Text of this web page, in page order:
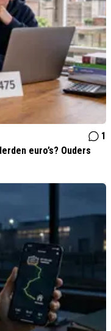
1
euro’s? Ouders